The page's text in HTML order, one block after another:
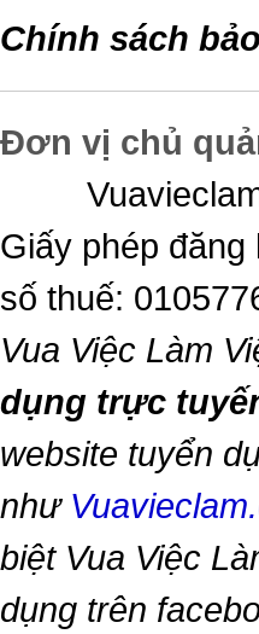
Chính sách
Đơn vị chủ
Vuavieclam
Giấy phép đăng
số thuế:
Vua Việc Làm
dụng trực
website tuyển
như
biệt Vua Việc
dụng trên